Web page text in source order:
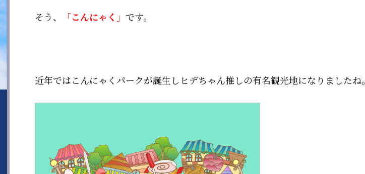
そう、 「こんにゃく」 です。
近年ではこんにゃくパークが誕生しヒデちゃん推しの有名観光地になりましたね。